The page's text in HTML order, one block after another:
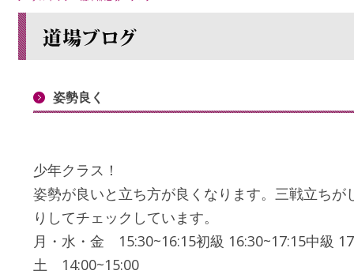
姿勢良く
少年クラス！
姿勢が良いと立ち方が良くなります。三戦立ちが
りしてチェックしています。
月・水・金 15:30~16:15初級 16:30~17:15中級
土 14:00~15:00